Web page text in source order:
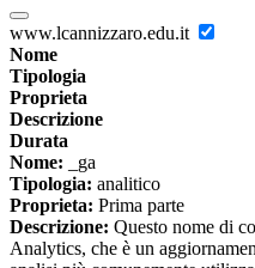
www.lcannizzaro.edu.it
Nome
Tipologia
Proprieta
Descrizione
Durata
Nome: _ga
Tipologia: analitico
Proprieta: Prima parte
Descrizione: Questo nome di
Analytics, che è un